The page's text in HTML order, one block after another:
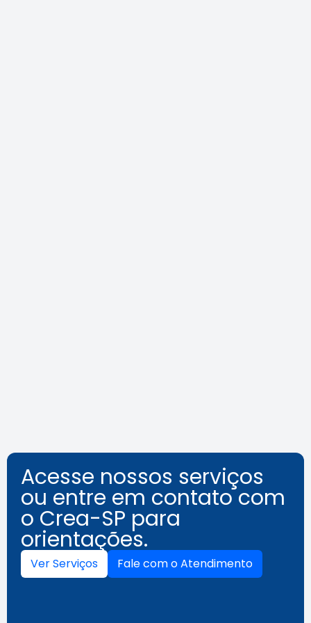
Acesse nossos serviços
ou entre em contato com
o Crea-SP para
orientações.
Ver Serviços Fale com o Atendimento